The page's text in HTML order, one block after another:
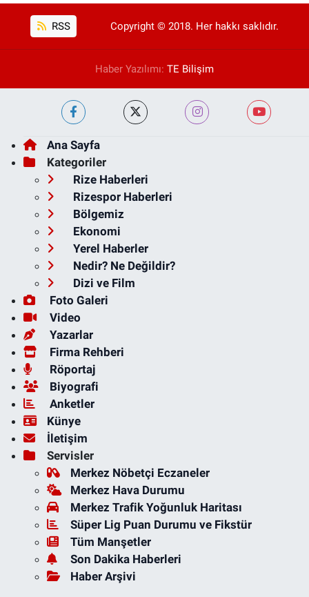
RSS Copyright © 2018. Her hakkı saklıdır.
Haber Yazılımı: TE Bilişim
Ana Sayfa
Kategoriler
Rize Haberleri
Rizespor Haberleri
Bölgemiz
Ekonomi
Yerel Haberler
Nedir? Ne Değildir?
Dizi ve Film
Foto Galeri
Video
Yazarlar
Firma Rehberi
Röportaj
Biyografi
Anketler
Künye
İletişim
Servisler
Merkez Nöbetçi Eczaneler
Merkez Hava Durumu
Merkez Trafik Yoğunluk Haritası
Süper Lig Puan Durumu ve Fikstür
Tüm Manşetler
Son Dakika Haberleri
Haber Arşivi